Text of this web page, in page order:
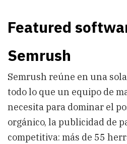
Featured
Semrush
Semrush reúne en una
todo lo que un equipo de
necesita para dominar el
orgánico, la publicidad de
competitiva: más de 55